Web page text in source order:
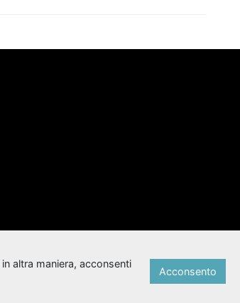
altra maniera, acconsenti
Acconsento